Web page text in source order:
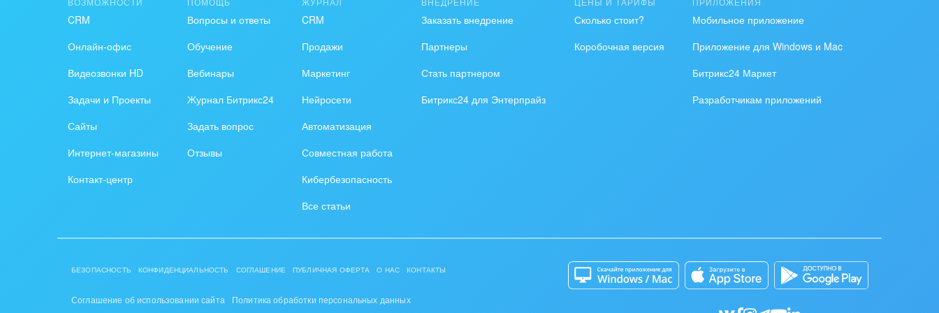
CRM
Онлайн-офис
Видеозвонки HD
Задачи и Проекты
Сайты
Интернет-магазины
Контакт-центр
Вопросы и ответы
Обучение
Вебинары
Журнал Битрикс24
Задать вопрос
Отзывы
CRM
Продажи
Маркетинг
Нейросети
Автоматизация
Совместная работа
Кибербезопасность
Все статьи
Заказать внедрение
Партнеры
Стать партнером
Битрикс24 для Энтерпрайз
Сколько стоит?
Коробочная версия
Мобильное приложение
Приложение для Windows и Mac
Битрикс24 Маркет
Разработчикам приложений
БЕЗОПАСНОСТЬ КОНФИДЕНЦИАЛЬНОСТЬ СОГЛАШЕНИЕ ПУБЛИЧНАЯ ОФЕРТА О НАС КОНТАКТЫ
Соглашение об использовании сайта Политика обработки персональных данных